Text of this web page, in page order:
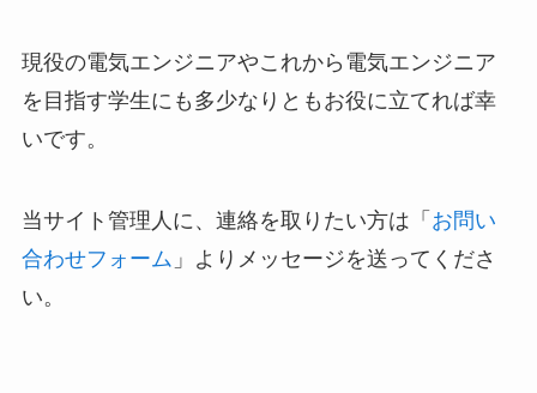
現役の電気エンジニアやこれから電気エンジニア
を目指す学生にも多少なりともお役に立てれば幸
いです。
当サイト管理人に、連絡を取りたい方は「 お問い
合わせフォーム 」よりメッセージを送ってくださ
い。